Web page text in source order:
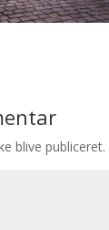
blive publiceret.